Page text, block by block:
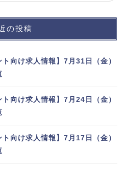
の投稿
ト向け求人情報】7月31日（金）
ト向け求人情報】7月24日（金）
ト向け求人情報】7月17日（金）